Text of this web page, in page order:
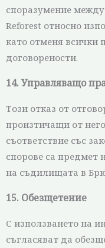
споразумение
Reforest относно
като отменя
договорености.
14. Управляващо
Този отказ от
произтичащи от
съответствие със
спорове са
на съдилищата в
15. Обезщетение
С използването на
съгласяват да